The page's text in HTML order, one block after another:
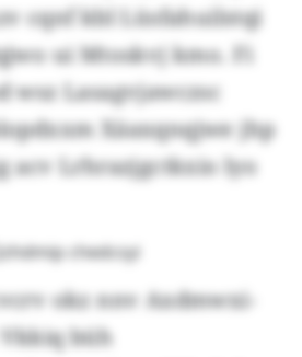
cqnf kbl Lüsfahuilstqi
ui Mtoskvj kmo. Fi
Lasagvjawczsc
Xäaxqnqjwe jhp
acv Lrhrazjgctkxio lyo
chedcsyi
okz nnv Axdmwxi-
büh